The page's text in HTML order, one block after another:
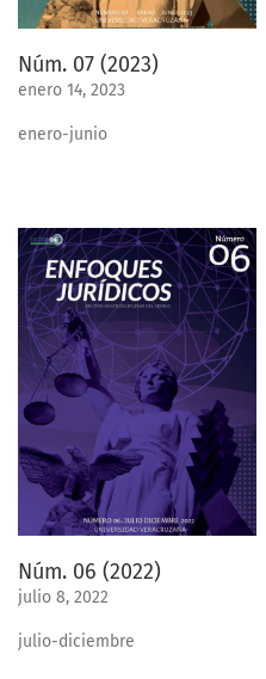
Núm. 07 (2023)
enero 14, 2023
enero-junio
Núm. 06 (2022)
julio 8, 2022
julio-diciembre